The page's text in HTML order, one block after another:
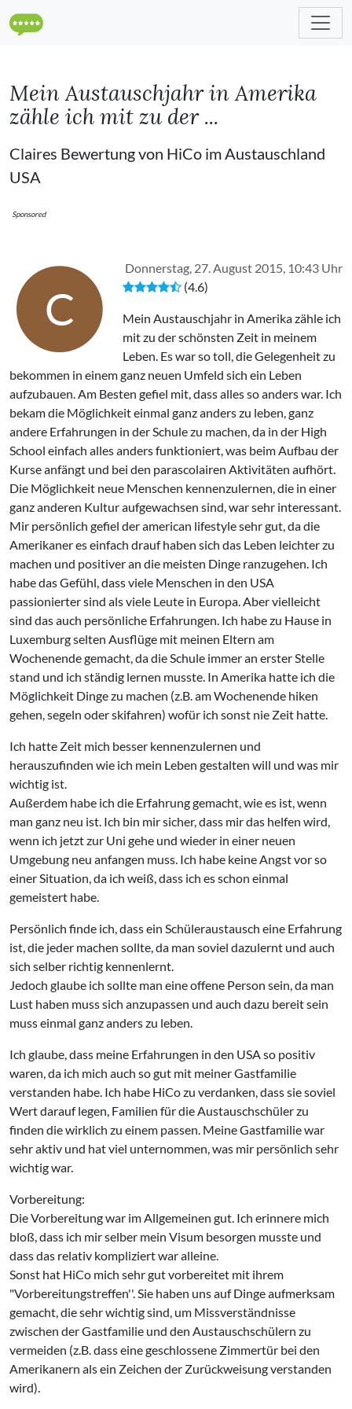
Mein Austauschjahr in Amerika
zähle ich mit zu der ...
Claires Bewertung von HiCo im Austauschland
USA
Sponsored
C
Donnerstag, 27. August 2015, 10:43 Uhr
(4.6)
Mein Austauschjahr in Amerika zähle ich
mit zu der schönsten Zeit in meinem
Leben. Es war so toll, die Gelegenheit zu
bekommen in einem ganz neuen Umfeld sich ein Leben
aufzubauen. Am Besten gefiel mit, dass alles so anders war. Ich
bekam die Möglichkeit einmal ganz anders zu leben, ganz
andere Erfahrungen in der Schule zu machen, da in der High
School einfach alles anders funktioniert, was beim Aufbau der
Kurse anfängt und bei den parascolairen Aktivitäten aufhört.
Die Möglichkeit neue Menschen kennenzulernen, die in einer
ganz anderen Kultur aufgewachsen sind, war sehr interessant.
Mir persönlich gefiel der american lifestyle sehr gut, da die
Amerikaner es einfach drauf haben sich das Leben leichter zu
machen und positiver an die meisten Dinge ranzugehen. Ich
habe das Gefühl, dass viele Menschen in den USA
passionierter sind als viele Leute in Europa. Aber vielleicht
sind das auch persönliche Erfahrungen. Ich habe zu Hause in
Luxemburg selten Ausflüge mit meinen Eltern am
Wochenende gemacht, da die Schule immer an erster Stelle
stand und ich ständig lernen musste. In Amerika hatte ich die
Möglichkeit Dinge zu machen (z.B. am Wochenende hiken
gehen, segeln oder skifahren) wofür ich sonst nie Zeit hatte.
Ich hatte Zeit mich besser kennenzulernen und
herauszufinden wie ich mein Leben gestalten will und was mir
wichtig ist.
Außerdem habe ich die Erfahrung gemacht, wie es ist, wenn
man ganz neu ist. Ich bin mir sicher, dass mir das helfen wird,
wenn ich jetzt zur Uni gehe und wieder in einer neuen
Umgebung neu anfangen muss. Ich habe keine Angst vor so
einer Situation, da ich weiß, dass ich es schon einmal
gemeistert habe.
Persönlich finde ich, dass ein Schüleraustausch eine Erfahrung
ist, die jeder machen sollte, da man soviel dazulernt und auch
sich selber richtig kennenlernt.
Jedoch glaube ich sollte man eine offene Person sein, da man
Lust haben muss sich anzupassen und auch dazu bereit sein
muss einmal ganz anders zu leben.
Ich glaube, dass meine Erfahrungen in den USA so positiv
waren, da ich mich auch so gut mit meiner Gastfamilie
verstanden habe. Ich habe HiCo zu verdanken, dass sie soviel
Wert darauf legen, Familien für die Austauschschüler zu
finden die wirklich zu einem passen. Meine Gastfamilie war
sehr aktiv und hat viel unternommen, was mir persönlich sehr
wichtig war.
Vorbereitung:
Die Vorbereitung war im Allgemeinen gut. Ich erinnere mich
bloß, dass ich mir selber mein Visum besorgen musste und
dass das relativ kompliziert war alleine.
Sonst hat HiCo mich sehr gut vorbereitet mit ihrem
"Vorbereitungstreffen''. Sie haben uns auf Dinge aufmerksam
gemacht, die sehr wichtig sind, um Missverständnisse
zwischen der Gastfamilie und den Austauschschülern zu
vermeiden (z.B. dass eine geschlossene Zimmertür bei den
Amerikanern als ein Zeichen der Zurückweisung verstanden
wird).